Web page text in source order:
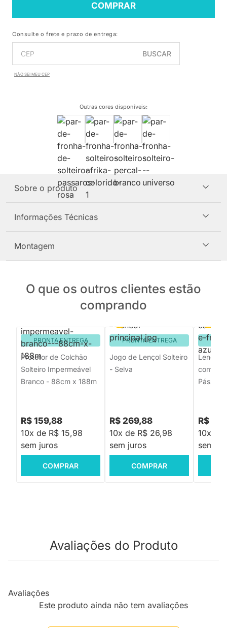
COMPRAR
Consulte o frete e prazo de entrega:
BUSCAR
NÃO SEI MEU CEP
Outras cores disponíveis:
Sobre o produto
Informações Técnicas
Montagem
O que os outros clientes estão
comprando
PRONTA ENTREGA
Protetor de Colchão
Solteiro Impermeável
Branco - 88cm x 188m
R$ 159,88
10x de R$ 15,98
sem juros
COMPRAR
PRONTA ENTREGA
Jogo de Lençol Solteiro
- Selva
R$ 269,88
10x de R$ 26,98
sem juros
COMPRAR
Lençol
com
R$
10x de
sem
Avaliações do Produto
Avaliações
Este produto ainda não tem avaliações